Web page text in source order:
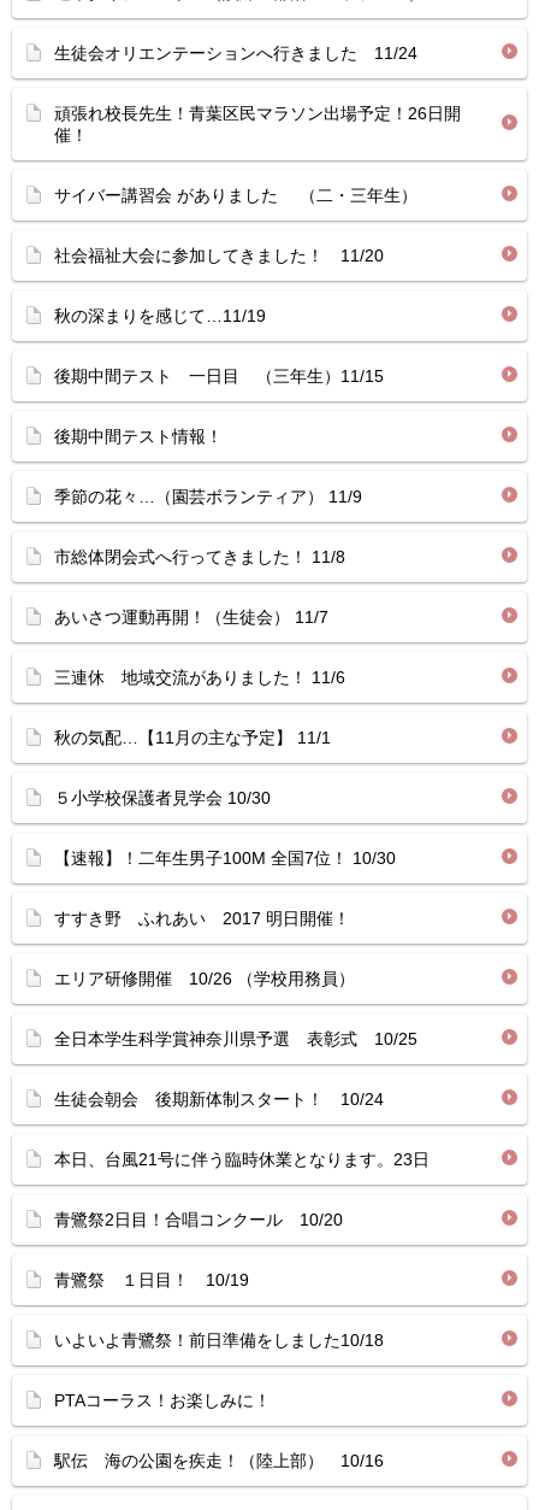
生徒会オリエンテーションへ行きました 11/24
頑張れ校長先生！青葉区民マラソン出場予定！26日開
催！
サイバー講習会 がありました （二・三年生）
社会福祉大会に参加してきました！ 11/20
秋の深まりを感じて…11/19
後期中間テスト 一日目 （三年生）11/15
後期中間テスト情報！
季節の花々…（園芸ボランティア） 11/9
市総体閉会式へ行ってきました！ 11/8
あいさつ運動再開！（生徒会） 11/7
三連休 地域交流がありました！ 11/6
秋の気配…【11月の主な予定】 11/1
５小学校保護者見学会 10/30
【速報】！二年生男子100M 全国7位！ 10/30
すすき野 ふれあい 2017 明日開催！
エリア研修開催 10/26 （学校用務員）
全日本学生科学賞神奈川県予選 表彰式 10/25
生徒会朝会 後期新体制スタート！ 10/24
本日、台風21号に伴う臨時休業となります。23日
青鷺祭2日目！合唱コンクール 10/20
青鷺祭 １日目！ 10/19
いよいよ青鷺祭！前日準備をしました10/18
PTAコーラス！お楽しみに！
駅伝 海の公園を疾走！（陸上部） 10/16